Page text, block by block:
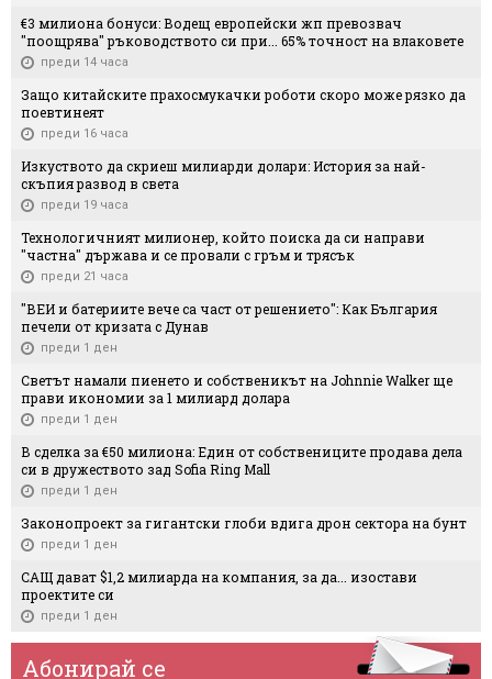
€3 милиона бонуси: Водещ европейски жп превозвач
"поощрява" ръководството си при... 65% точност на влаковете
преди 14 часа
Защо китайските прахосмукачки роботи скоро може рязко да
поевтинеят
преди 16 часа
Изкуството да скриеш милиарди долари: История за най-
скъпия развод в света
преди 19 часа
Технологичният милионер, който поиска да си направи
"частна" държава и се провали с гръм и трясък
преди 21 часа
"ВЕИ и батериите вече са част от решението": Как България
печели от кризата с Дунав
преди 1 ден
Светът намали пиенето и собственикът на Johnnie Walker ще
прави икономии за 1 милиард долара
преди 1 ден
В сделка за €50 милиона: Един от собствениците продава дела
си в дружеството зад Sofia Ring Mall
преди 1 ден
Законопроект за гигантски глоби вдига дрон сектора на бунт
преди 1 ден
САЩ дават $1,2 милиарда на компания, за да... изостави
проектите си
преди 1 ден
Абонирай се